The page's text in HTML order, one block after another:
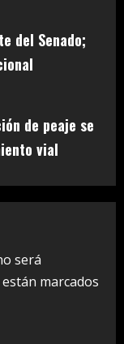
del Senado;
de peaje se
vial
será
marcados